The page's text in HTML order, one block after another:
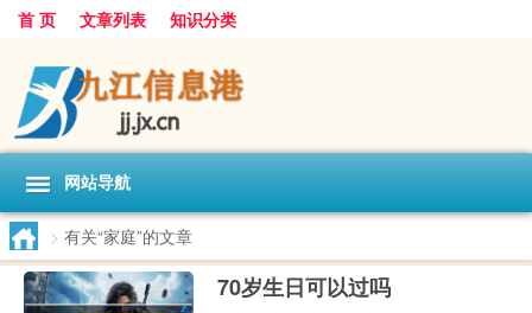
首 页 文章列表 知识分类
网站导航
> 有关“家庭”的文章
70岁生日可以过吗